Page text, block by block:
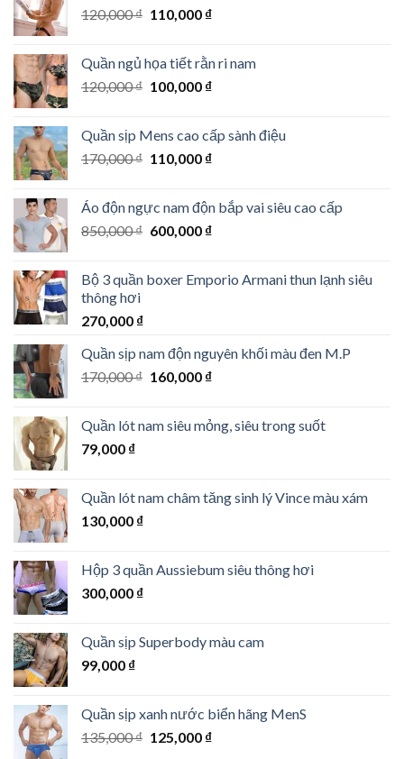
120,000₫ Giá
120,000 ₫.
110,000 ₫Giá
là:
110,000 ₫.
Quần ngủ họa tiết rằn ri nam
120,000₫ Giá
120,000 ₫.
100,000 ₫Giá
là:
100,000 ₫.
Quần sịp Mens cao cấp sành điệu
170,000₫ Giá
170,000 ₫.
110,000 ₫Giá
là:
110,000 ₫.
Áo độn ngực nam độn bắp vai siêu cao cấp
850,000₫ Giá
850,000 ₫.
600,000 ₫Giá
là:
Bộ 3 quần boxer Emporio Armani thun lạnh siêu
thông hơi
270,000 ₫
Quần sịp nam độn nguyên khối màu đen M.P
170,000₫ Giá
170,000 ₫.
160,000 ₫Giá
là:
Quần lót nam siêu mỏng, siêu trong suốt
79,000 ₫
Quần lót nam châm tăng sinh lý Vince màu xám
130,000 ₫
Hộp 3 quần Aussiebum siêu thông hơi
300,000 ₫
Quần sịp Superbody màu cam
99,000 ₫
Quần sịp xanh nước biển hãng MenS
135,000₫ Giá
125,000 ₫Giá